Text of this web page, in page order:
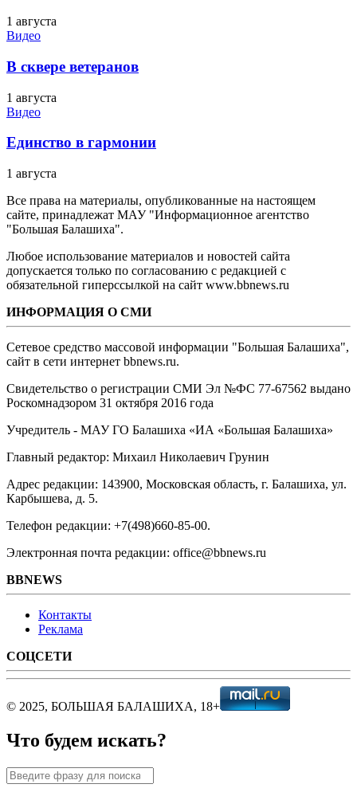
1 августа
Видео
В сквере ветеранов
1 августа
Видео
Единство в гармонии
1 августа
Все права на материалы, опубликованные на настоящем
сайте, принадлежат МАУ "Информационное агентство
"Большая Балашиха".
Любое использование материалов и новостей сайта
допускается только по согласованию с редакцией с
обязательной гиперссылкой на сайт www.bbnews.ru
ИНФОРМАЦИЯ О СМИ
Сетевое средство массовой информации "Большая Балашиха",
сайт в сети интернет bbnews.ru.
Свидетельство о регистрации СМИ Эл №ФС ‎77-67562 выдано
Роскомнадзором 31 октября 2016 года
Учредитель - МАУ ГО Балашиха «ИА «Большая Балашиха»
Главный редактор: Михаил Николаевич Грунин
Адрес редакции: 143900, Московская область, г. Балашиха, ул.
Карбышева, д. 5.
Телефон редакции: +7(498)660-85-00.
Электронная почта редакции: office@bbnews.ru
BBNEWS
Контакты
Реклама
СОЦСЕТИ
© 2025, БОЛЬШАЯ БАЛАШИХА, 18+
Что будем искать?